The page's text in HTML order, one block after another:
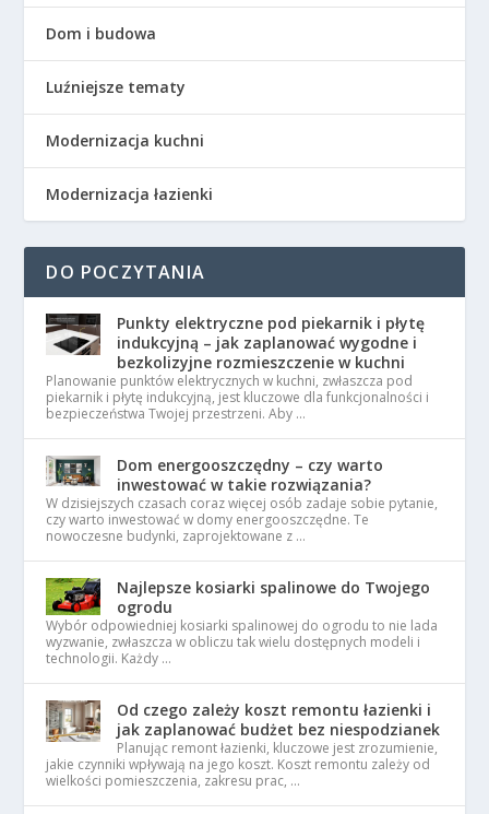
Dom i budowa
Luźniejsze tematy
Modernizacja kuchni
Modernizacja łazienki
DO POCZYTANIA
Punkty elektryczne pod piekarnik i płytę
indukcyjną – jak zaplanować wygodne i
bezkolizyjne rozmieszczenie w kuchni
Planowanie punktów elektrycznych w kuchni, zwłaszcza pod
piekarnik i płytę indukcyjną, jest kluczowe dla funkcjonalności i
bezpieczeństwa Twojej przestrzeni. Aby …
Dom energooszczędny – czy warto
inwestować w takie rozwiązania?
W dzisiejszych czasach coraz więcej osób zadaje sobie pytanie,
czy warto inwestować w domy energooszczędne. Te
nowoczesne budynki, zaprojektowane z …
Najlepsze kosiarki spalinowe do Twojego
ogrodu
Wybór odpowiedniej kosiarki spalinowej do ogrodu to nie lada
wyzwanie, zwłaszcza w obliczu tak wielu dostępnych modeli i
technologii. Każdy …
Od czego zależy koszt remontu łazienki i
jak zaplanować budżet bez niespodzianek
Planując remont łazienki, kluczowe jest zrozumienie,
jakie czynniki wpływają na jego koszt. Koszt remontu zależy od
wielkości pomieszczenia, zakresu prac, …